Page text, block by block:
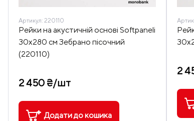
Артикул: 220110
Рейки на акустичній основі Softpaneli
30х280 см Зебрано пісочний
(220110)
2 450 ₴/шт
Додати до кошика
2